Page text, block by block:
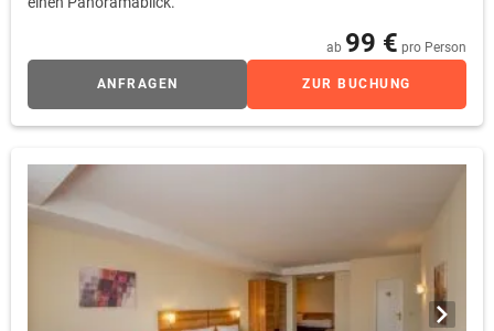
ab 99 € pro Person
ANFRAGEN ZUR BUCHUNG